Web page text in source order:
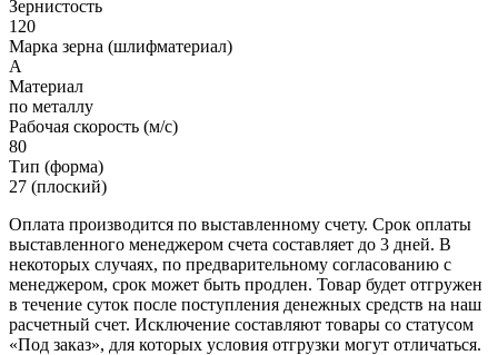
Зернистость
120
Марка зерна (шлифматериал)
A
Материал
по металлу
Рабочая скорость (м/с)
80
Тип (форма)
27 (плоский)
Оплата производится по выставленному счету. Срок оплаты
выставленного менеджером счета составляет до 3 дней. В
некоторых случаях, по предварительному согласованию с
менеджером, срок может быть продлен. Товар будет отгружен
в течение суток после поступления денежных средств на наш
расчетный счет. Исключение составляют товары со статусом
«Под заказ», для которых условия отгрузки могут отличаться.